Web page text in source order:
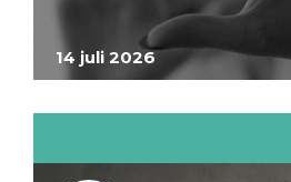
14 juli 2026